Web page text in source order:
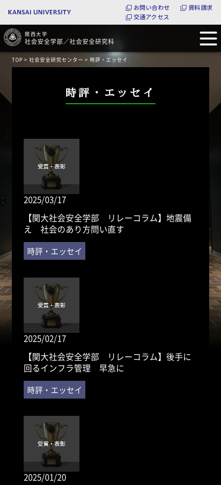
お問い合わせ
資料請求
交通アクセス
関西大学
社会安全学部／社会安全研究科
TOP > 社会安全研究センター > 時評・エッセイ
時評・エッセイ
2025/03/17
【関大社会安全学部 リレーコラム】地震備
え 社会のあり方問い直す
2025/02/17
【関大社会安全学部 リレーコラム】後手に
回るインフラ管理 早急に
2025/01/20